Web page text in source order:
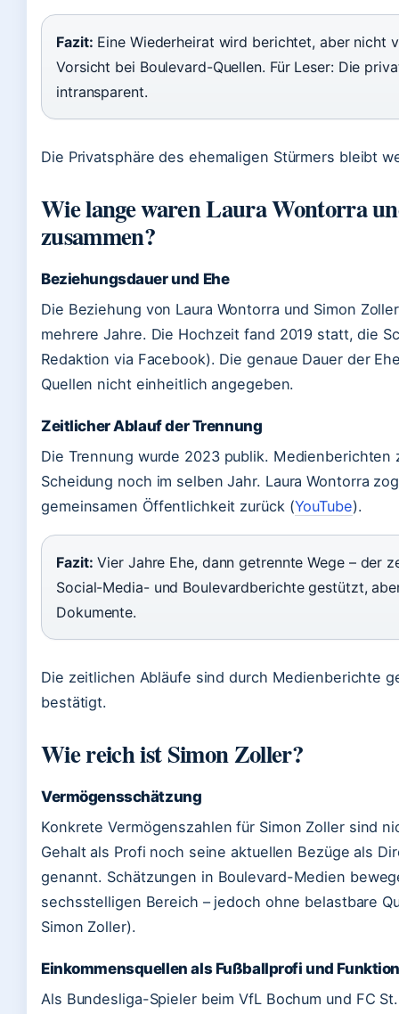
Fazit: Eine Wiederheirat wird berichtet, aber nicht
Vorsicht bei Boulevard-Quellen. Für Leser: Die
intransparent.
Die Privatsphäre des ehemaligen Stürmers bleibt
Wie lange waren Laura Wontorra
zusammen?
Beziehungsdauer und Ehe
Die Beziehung von Laura Wontorra und Simon
mehrere Jahre. Die Hochzeit fand 2019 statt, die
Redaktion via Facebook). Die genaue Dauer der
Quellen nicht einheitlich angegeben.
Zeitlicher Ablauf der Trennung
Die Trennung wurde 2023 publik.
Scheidung noch im selben Jahr. Laura Wontorra
gemeinsamen Öffentlichkeit zurück (YouTube).
Fazit: Vier Jahre Ehe, dann getrennte Wege – der
Social-Media- und Boulevardberichte gestützt,
Dokumente.
Die zeitlichen Abläufe sind durch Medienberichte
bestätigt.
Wie reich ist Simon Zoller?
Vermögensschätzung
Konkrete Vermögenszahlen für Simon Zoller sind
Gehalt als Profi noch seine aktuellen Bezüge als
genannt. Schätzungen in Boulevard-Medien
sechsstelligen Bereich – jedoch ohne belastbare
Simon Zoller).
Einkommensquellen als Fußballprofi und
Als Bundesliga-Spieler beim VfL Bochum und FC